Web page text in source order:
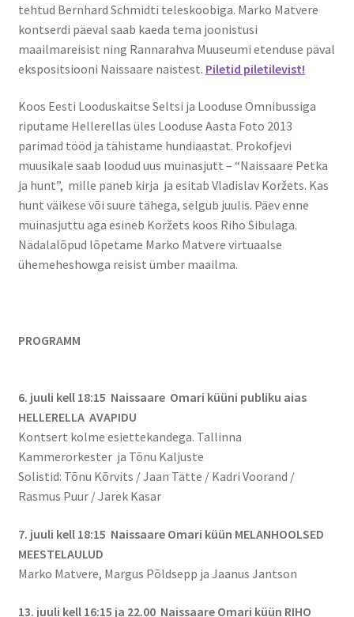
tehtud Bernhard Schmidti teleskoobiga. Marko Matvere
kontserdi päeval saab kaeda tema joonistusi
maailmareisist ning Rannarahva Muuseumi etenduse päval
ekspositsiooni Naissaare naistest. Piletid piletilevist!
Koos Eesti Looduskaitse Seltsi ja Looduse Omnibussiga
riputame Hellerellas üles Looduse Aasta Foto 2013
parimad tööd ja tähistame hundiaastat. Prokofjevi
muusikale saab loodud uus muinasjutt – “Naissaare Petka
ja hunt”, mille paneb kirja ja esitab Vladislav Koržets. Kas
hunt väikese või suure tähega, selgub juulis. Päev enne
muinasjuttu aga esineb Koržets koos Riho Sibulaga.
Nädalalõpud lõpetame Marko Matvere virtuaalse
ühemeheshowga reisist ümber maailma.
PROGRAMM
6. juuli kell 18:15 Naissaare Omari küüni publiku aias
HELLERELLA AVAPIDU
Kontsert kolme esiettekandega. Tallinna
Kammerorkester ja Tõnu Kaljuste
Solistid: Tõnu Kõrvits / Jaan Tätte / Kadri Voorand /
Rasmus Puur / Jarek Kasar
7. juuli kell 18:15 Naissaare Omari küün MELANHOOLSED
MEESTELAULUD
Marko Matvere, Margus Põldsepp ja Jaanus Jantson
13. juuli kell 16:15 ja 22.00 Naissaare Omari küün RIHO